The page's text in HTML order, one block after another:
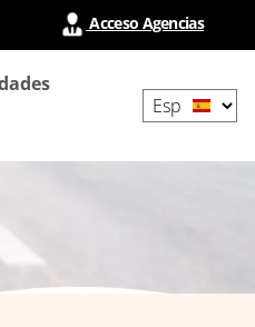
Acceso Agencias
your